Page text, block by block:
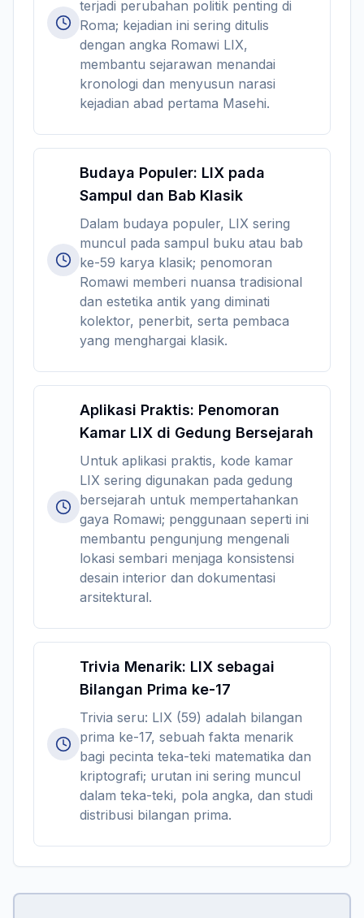
terjadi perubahan politik penting di
Roma; kejadian ini sering ditulis
dengan angka Romawi LIX,
membantu sejarawan menandai
kronologi dan menyusun narasi
kejadian abad pertama Masehi.
Budaya Populer: LIX pada
Sampul dan Bab Klasik
Dalam budaya populer, LIX sering
muncul pada sampul buku atau bab
ke-59 karya klasik; penomoran
Romawi memberi nuansa tradisional
dan estetika antik yang diminati
kolektor, penerbit, serta pembaca
yang menghargai klasik.
Aplikasi Praktis: Penomoran
Kamar LIX di Gedung Bersejarah
Untuk aplikasi praktis, kode kamar
LIX sering digunakan pada gedung
bersejarah untuk mempertahankan
gaya Romawi; penggunaan seperti ini
membantu pengunjung mengenali
lokasi sembari menjaga konsistensi
desain interior dan dokumentasi
arsitektural.
Trivia Menarik: LIX sebagai
Bilangan Prima ke-17
Trivia seru: LIX (59) adalah bilangan
prima ke-17, sebuah fakta menarik
bagi pecinta teka-teki matematika dan
kriptografi; urutan ini sering muncul
dalam teka-teki, pola angka, dan studi
distribusi bilangan prima.